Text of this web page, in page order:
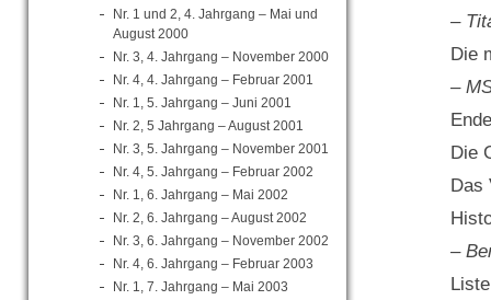
Nr. 1 und 2, 4. Jahrgang – Mai und
August 2000
Nr. 3, 4. Jahrgang – November 2000
Nr. 4, 4. Jahrgang – Februar 2001
Nr. 1, 5. Jahrgang – Juni 2001
Nr. 2, 5 Jahrgang – August 2001
Nr. 3, 5. Jahrgang – November 2001
Nr. 4, 5. Jahrgang – Februar 2002
Nr. 1, 6. Jahrgang – Mai 2002
Nr. 2, 6. Jahrgang – August 2002
Nr. 3, 6. Jahrgang – November 2002
Nr. 4, 6. Jahrgang – Februar 2003
Nr. 1, 7. Jahrgang – Mai 2003
–
Die
–
Die
Das
–